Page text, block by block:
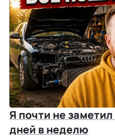
Я почти не
дней в неделю